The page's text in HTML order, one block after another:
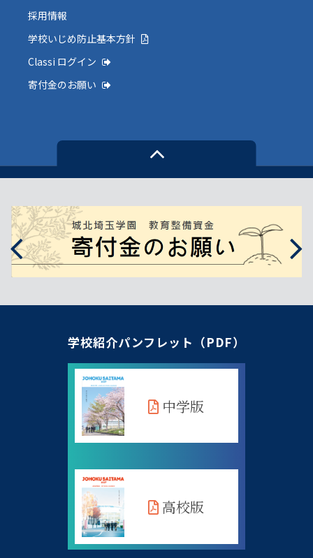
採用情報
学校いじめ防止基本方針
Classi ログイン
寄付金のお願い
学校紹介パンフレット（PDF）
中学版
高校版